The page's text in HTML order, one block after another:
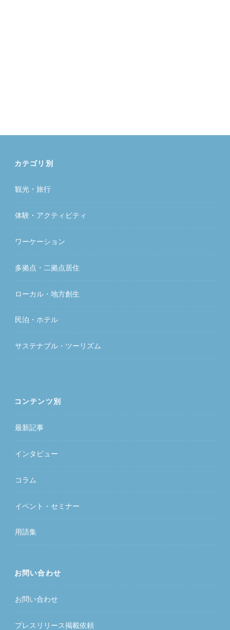
カテゴリ別
観光・旅行
体験・アクティビティ
ワーケーション
多拠点・二拠点居住
ローカル・地方創生
民泊・ホテル
サステナブル・ツーリズム
コンテンツ別
最新記事
インタビュー
コラム
イベント・セミナー
用語集
お問い合わせ
お問い合わせ
プレスリリース掲載依頼